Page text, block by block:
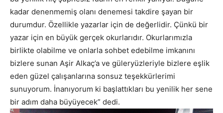
kadar denenmemiş olanı denemesi takdire şayan bir
durumdur. Özellikle yazarlar için de değerlidir. Çünkü bir
yazar için en büyük gerçek okurlarıdır. Okurlarımızla
birlikte olabilme ve onlarla sohbet edebilme imkanını
bizlere sunan Aşir Alkaç’a ve güleryüzleriyle bizlere eşlik
eden güzel çalışanlarına sonsuz teşekkürlerimi
sunuyorum. İnanıyorum ki başlattıkları bu yenilik her sene
bir adım daha büyüyecek” dedi.